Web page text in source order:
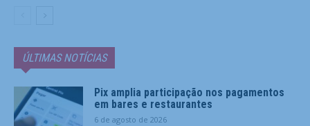
ÚLTIMAS NOTÍCIAS
Pix amplia participação nos pagamentos
em bares e restaurantes
6 de agosto de 2026